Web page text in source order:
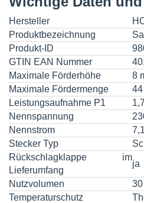
Hersteller
Produktbezeichnung
Produkt-ID
GTIN EAN Nummer
Maximale Förderhöhe
8
Maximale Fördermenge
44
Leistungsaufnahme P1
Nennspannung
Nennstrom
Stecker Typ
Rückschlagklappe im
Lieferumfang
ja
Nutzvolumen
30 l
Temperaturschutz